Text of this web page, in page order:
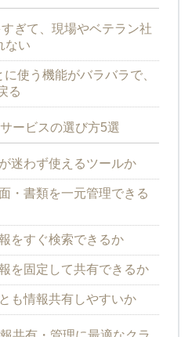
ぎて、現場やベテラン社
ない
使う機能がバラバラで、
る
ービスの選び方5選
迷わず使えるツールか
・書類を一元管理できる
をすぐ検索できるか
を固定して共有できるか
も情報共有しやすいか